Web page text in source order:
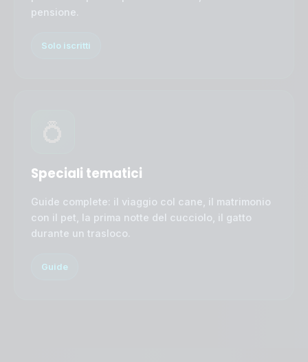
pensione.
Solo iscritti
Speciali tematici
Guide complete: il viaggio col cane, il matrimonio
con il pet, la prima notte del cucciolo, il gatto
durante un trasloco.
Guide